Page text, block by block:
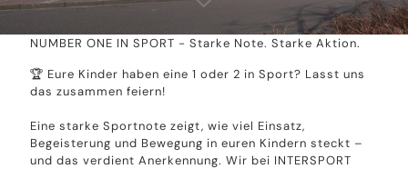
NUMBER ONE IN SPORT - Starke Note. Starke Aktion.
🏆 Eure Kinder haben eine 1 oder 2 in Sport? Lasst uns
das zusammen feiern!
Eine starke Sportnote zeigt, wie viel Einsatz,
Begeisterung und Bewegung in euren Kindern steckt –
und das verdient Anerkennung. Wir bei INTERSPORT